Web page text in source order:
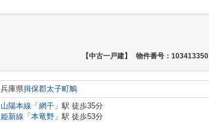
【中古一戸建】 物件番号：103413350
兵庫県揖保郡太子町鵤
山陽本線 「 網干 」駅 徒歩35分
姫新線 「 本竜野 」駅 徒歩53分